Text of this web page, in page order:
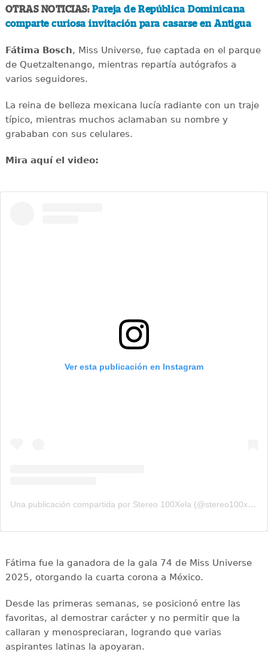
OTRAS NOTICIAS: Pareja de República Dominicana
comparte curiosa invitación para casarse en Antigua
Fátima Bosch, Miss Universe, fue captada en el parque
de Quetzaltenango, mientras repartía autógrafos a
varios seguidores.
La reina de belleza mexicana lucía radiante con un traje
típico, mientras muchos aclamaban su nombre y
grababan con sus celulares.
Mira aquí el video:
Ver esta publicación en Instagram
Una publicación compartida por Stereo 100Xela (@stereo100xela)
Fátima fue la ganadora de la gala 74 de Miss Universe
2025, otorgando la cuarta corona a México.
Desde las primeras semanas, se posicionó entre las
favoritas, al demostrar carácter y no permitir que la
callaran y menospreciaran, logrando que varias
aspirantes latinas la apoyaran.